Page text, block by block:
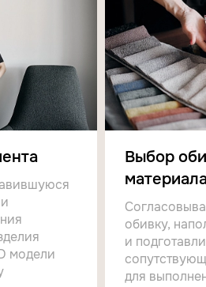
модели
Выбор
обивку,
и
для